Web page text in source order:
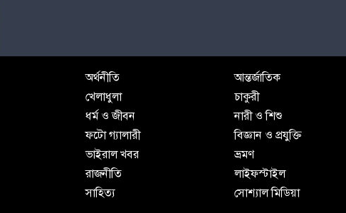
অর্থনীতি
আন্তর্জাতিক
খেলাধুলা
চাকুরী
ধর্ম ও জীবন
নারী ও শিশু
ফটো গ্যালারী
বিজ্ঞান ও প্রযুক্তি
ভাইরাল খবর
ভ্রমণ
রাজনীতি
লাইফস্টাইল
সাহিত্য
সোশ্যাল মিডিয়া